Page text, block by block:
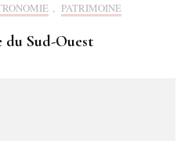
, PATRIMOINE
du Sud-Ouest